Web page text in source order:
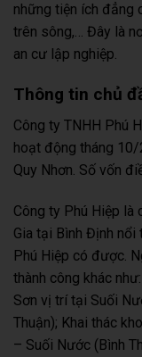
những tiện ích đẳng
trên sông,… Đây là
an cư lập nghiệp.
Thông tin chủ
Công ty TNHH Phú
hoạt động tháng
Quy Nhơn. Số vốn
Công ty Phú Hiệp
Gia tại Bình Định nổi
Phú Hiệp có được.
thành công khác
Sơn vị trí tại Suối
Thuận); Khai thác
– Suối Nước (Bình